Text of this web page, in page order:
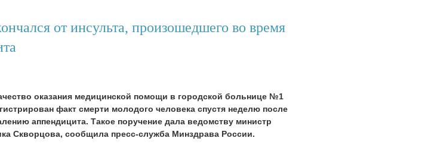
от инсульта, произошедшего во время
оказания медицинской помощи в городской больнице №1
факт смерти молодого человека спустя неделю после
аппендицита. Такое поручение дала ведомству министр
Скворцова, сообщила пресс-служба Минздрава России.